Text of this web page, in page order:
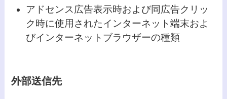
アドセンス広告表示時および同広告クリッ
ク時に使用されたインターネット端末およ
びインターネットブラウザーの種類
外部送信先